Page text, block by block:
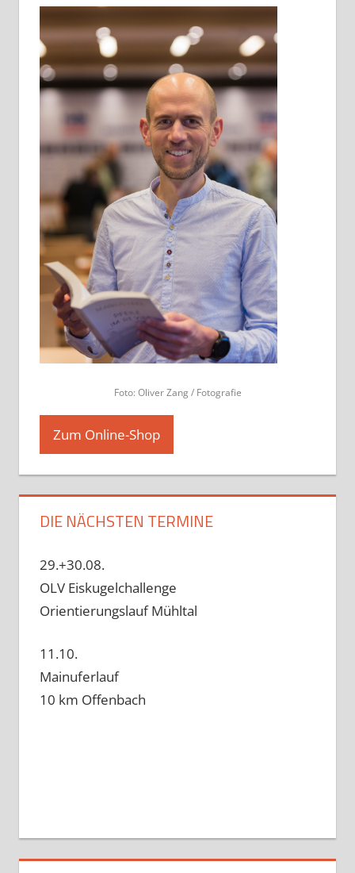
Foto: Oliver Zang / Fotografie
Zum Online-Shop
DIE NÄCHSTEN TERMINE
29.+30.08.
OLV Eiskugelchallenge
Orientierungslauf Mühltal
11.10.
Mainuferlauf
10 km Offenbach